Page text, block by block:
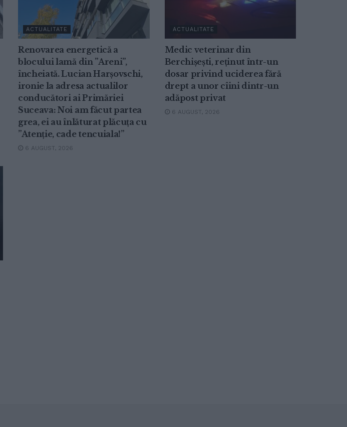
ACTUALITATE
Renovarea energetică a
blocului lamă din ”Areni”,
încheiată. Lucian Harșovschi,
ironie la adresa actualilor
conducători ai Primăriei
Suceava: Noi am făcut partea
grea, ei au înlăturat plăcuța cu
”Atenție, cade tencuiala!”
6 AUGUST, 2026
ACTUALITATE
Medic veterinar din
Berchișești, reținut într-un
dosar privind uciderea fără
drept a unor cîini dintr-un
adăpost privat
6 AUGUST, 2026